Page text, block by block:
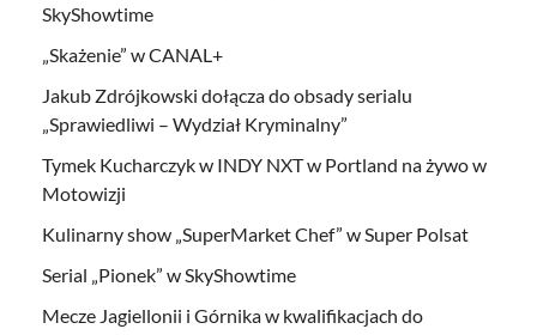
SkyShowtime
„Skażenie” w CANAL+
Jakub Zdrójkowski dołącza do obsady serialu
„Sprawiedliwi – Wydział Kryminalny”
Tymek Kucharczyk w INDY NXT w Portland na żywo w
Motowizji
Kulinarny show „SuperMarket Chef” w Super Polsat
Serial „Pionek” w SkyShowtime
Mecze Jagiellonii i Górnika w kwalifikacjach do